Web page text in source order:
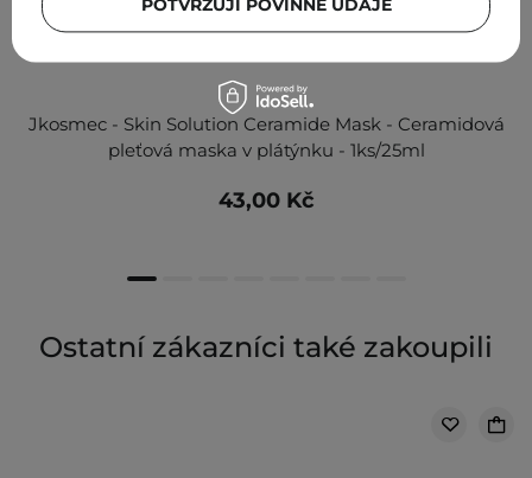
Jkosmec - Skin Solution Ceramide Mask - Ceramidová
pleťová maska v plátýnku - 1ks/25ml
43,00 Kč
Ostatní zákazníci také zakoupili
POTVRZUJI POVINNÉ ÚDAJE